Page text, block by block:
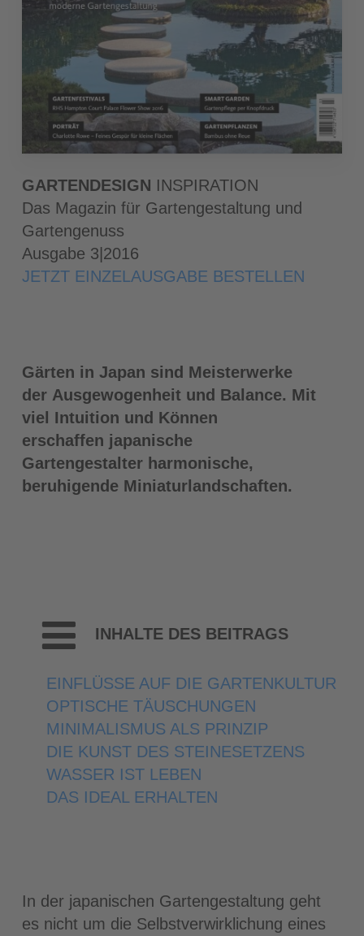
GARTENDESIGN INSPIRATION
Das Magazin für Gartengestaltung und
Gartengenuss
Ausgabe 3|2016
JETZT EINZELAUSGABE BESTELLEN
Gärten in Japan sind Meisterwerke
der Ausgewogenheit und Balance. Mit
viel Intuition und Können
erschaffen japanische
Gartengestalter harmonische,
beruhigende Miniaturlandschaften.
INHALTE DES BEITRAGS
EINFLÜSSE AUF DIE GARTENKULTUR
OPTISCHE TÄUSCHUNGEN
MINIMALISMUS ALS PRINZIP
DIE KUNST DES STEINESETZENS
WASSER IST LEBEN
DAS IDEAL ERHALTEN
In der japanischen Gartengestaltung geht
es nicht um die Selbstverwirklichung eines